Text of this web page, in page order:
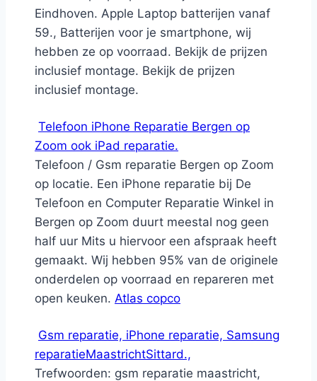
Eindhoven. Apple Laptop batterijen vanaf
59., Batterijen voor je smartphone, wij
hebben ze op voorraad. Bekijk de prijzen
inclusief montage. Bekijk de prijzen
inclusief montage.
Telefoon iPhone Reparatie Bergen op
Zoom ook iPad reparatie.
Telefoon / Gsm reparatie Bergen op Zoom
op locatie. Een iPhone reparatie bij De
Telefoon en Computer Reparatie Winkel in
Bergen op Zoom duurt meestal nog geen
half uur Mits u hiervoor een afspraak heeft
gemaakt. Wij hebben 95% van de originele
onderdelen op voorraad en repareren met
open keuken. Atlas copco
Gsm reparatie, iPhone reparatie, Samsung
reparatieMaastrichtSittard.,
Trefwoorden: gsm reparatie maastricht,